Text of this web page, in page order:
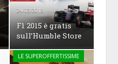
24/03/2018
F1 2015 è gratis
sull’Humble Store
LE SUPEROFFERTISSIME